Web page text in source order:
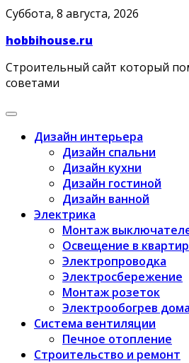
Skip
content
Суббота, 8 августа, 2026
hobbihouse.ru
Строительный сайт который
советами
Дизайн интерьера
Дизайн спальни
Дизайн кухни
Дизайн гостиной
Дизайн ванной
Электрика
Монтаж
Освещение в
Электропроводка
Электросбережение
Монтаж розеток
Электрообогрев дома
Система вентиляции
Печное отопление
Строительство и ремонт